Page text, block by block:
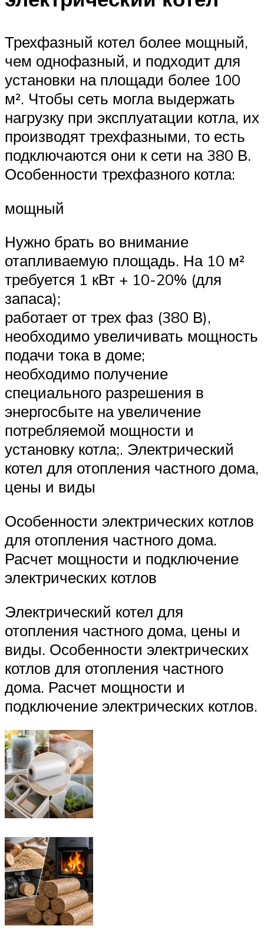
Трехфазный котел более мощный,
чем однофазный, и подходит для
установки на площади более 100
м². Чтобы сеть могла выдержать
нагрузку при эксплуатации котла, их
производят трехфазными, то есть
подключаются они к сети на 380 В.
Особенности трехфазного котла:
мощный
Нужно брать во внимание
отапливаемую площадь. На 10 м²
требуется 1 кВт + 10-20% (для
запаса);
работает от трех фаз (380 В),
необходимо увеличивать мощность
подачи тока в доме;
необходимо получение
специального разрешения в
энергосбыте на увеличение
потребляемой мощности и
установку котла;. Электрический
котел для отопления частного дома,
цены и виды
Особенности электрических котлов
для отопления частного дома.
Расчет мощности и подключение
электрических котлов
Электрический котел для
отопления частного дома, цены и
виды. Особенности электрических
котлов для отопления частного
дома. Расчет мощности и
подключение электрических котлов.